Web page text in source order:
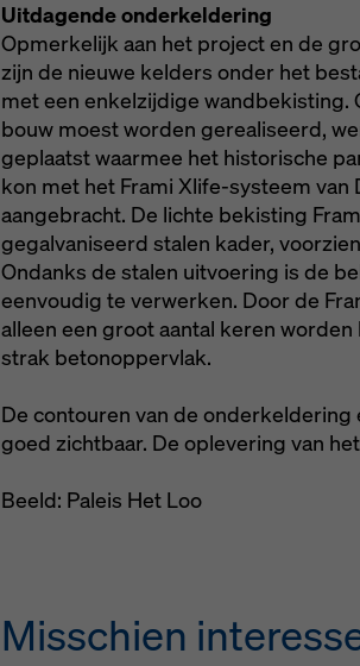
Uitdagende onderkeldering
Opmerkelijk aan het project en de
zijn de nieuwe kelders onder het
met een enkelzijdige
bouw moest worden gerealiseerd,
geplaatst waarmee het historische
kon met het Frami Xlife-systeem
aangebracht. De lichte bekisting
gegalvaniseerd stalen kader,
Ondanks de stalen uitvoering is de
eenvoudig te verwerken. Door de
alleen een groot aantal keren
strak betonoppervlak.
De contouren van de
goed zichtbaar. De oplevering van
Beeld: Paleis Het Loo
Misschien